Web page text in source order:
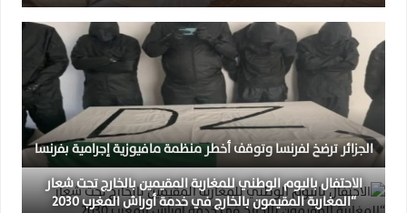
الجزائر ترضخ لفرنسا وتوقف أخطر منظمة مافيوزية إجرامية بفرنسا
الاحتفال باليوم الوطني للمغاربة المقيمين بالخارج تحت شعار
“المغاربة المقيمون بالخارج في خدمة أوراش المغرب 2030